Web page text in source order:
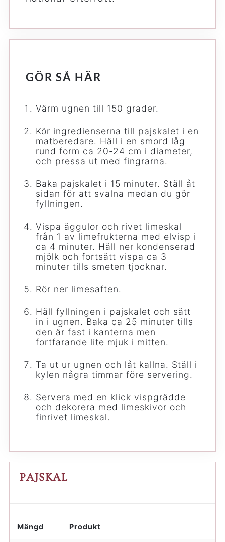
PAJSKAL
Mängd Produkt
GÖR SÅ HÄR
Värm ugnen till 150 grader.
Kör ingredienserna till pajskalet i en
matberedare. Häll i en smord låg
rund form ca 20-24 cm i diameter,
och pressa ut med fingrarna.
Baka pajskalet i 15 minuter. Ställ åt
sidan för att svalna medan du gör
fyllningen.
Vispa äggulor och rivet limeskal
från 1 av limefrukterna med elvisp i
ca 4 minuter. Häll ner kondenserad
mjölk och fortsätt vispa ca 3
minuter tills smeten tjocknar.
Rör ner limesaften.
Häll fyllningen i pajskalet och sätt
in i ugnen. Baka ca 25 minuter tills
den är fast i kanterna men
fortfarande lite mjuk i mitten.
Ta ut ur ugnen och låt kallna. Ställ i
kylen några timmar före servering.
Servera med en klick vispgrädde
och dekorera med limeskivor och
finrivet limeskal.